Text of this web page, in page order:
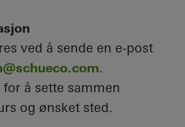
ved å sende en e-post
.
å sette sammen
og ønsket sted.